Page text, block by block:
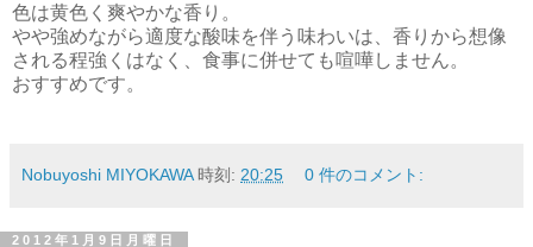
色は黄色く爽やかな香り。
やや強めながら適度な酸味を伴う味わいは、香りから想像
される程強くはなく、食事に併せても喧嘩しません。
おすすめです。
Nobuyoshi MIYOKAWA 時刻: 20:25 0 件のコメント:
2012年1月9日月曜日